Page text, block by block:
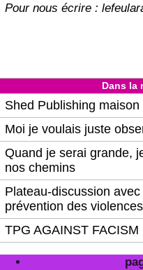
Pour nous écrire :
Dans la
Shed Publishing
Moi je voulais juste
Quand je serai grande,
nos chemins
Plateau-discussion
prévention des violences
TPG AGAINST FACISM